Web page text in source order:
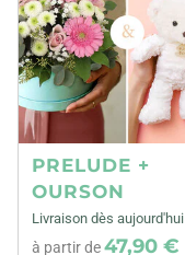
PRELUDE +
OURSON
Livraison dès aujourd'hui
à partir de47,90 €